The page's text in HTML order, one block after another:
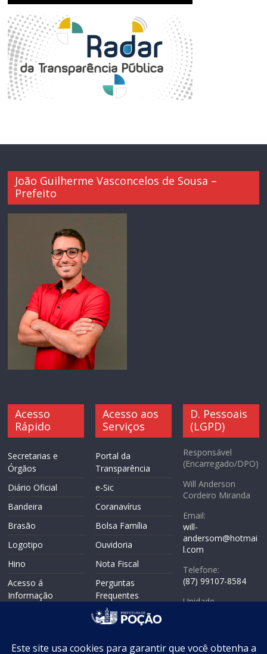
João Guilherme Vasconcelos de Sousa –
Prefeito
Acesso
Rápido
Secretarias e
Órgãos
Diário Oficial
Bandeira
Brasão
Logotipo
Hino
Acesso á
Informação
Acesso aos
Serviços
Portal da
Transparência
e-Sic
Coranavírus
Bolsa Família
Ouvidoria
Nota Fiscal
Perguntas
Frequentes
Politicas de
Privacidade
D. Pessoais
(LGPD)
Responsável
(Encarregado/DPO)
Will Anderson
Cordeiro Miranda
Email:
will-
andersom@hotmai
l.com
Telefone:
(87) 99107-8584
Unidade